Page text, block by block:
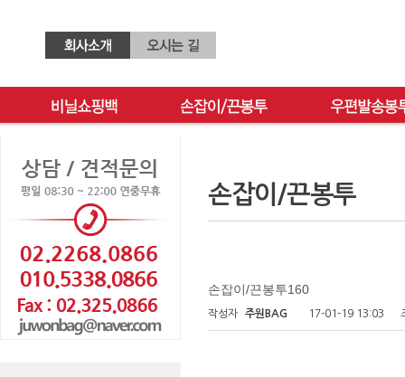
손잡이/끈봉투
손잡이/끈봉투160
작성자 주원BAG 17-01-19 13:03